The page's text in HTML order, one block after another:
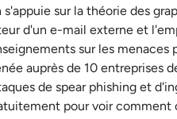
s'appuie sur la théorie des
d'un e-mail externe et
sur les
auprès de 10 entreprises
de spear phishing et
pour voir comment